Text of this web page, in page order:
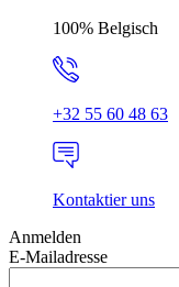
100% Belgisch
+32 55 60 48 63
Kontaktier uns
Anmelden
E-Mailadresse